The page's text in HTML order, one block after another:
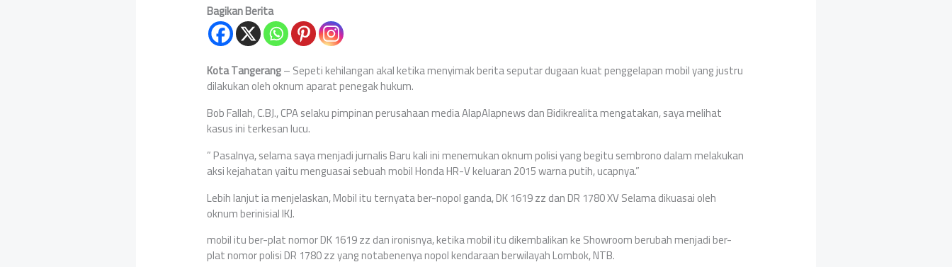
Bagikan Berita
Kota Tangerang– Sepeti kehilangan akal ketika menyimak berita seputar dugaan kuat penggelapan mobil yang justru
dilakukan oleh oknum aparat penegak hukum.
Bob Fallah, C.BJ., CPA selaku pimpinan perusahaan media AlapAlapnews dan Bidikrealita mengatakan, saya melihat
kasus ini terkesan lucu.
” Pasalnya, selama saya menjadi jurnalis Baru kali ini menemukan oknum polisi yang begitu sembrono dalam melakukan
aksi kejahatan yaitu menguasai sebuah mobil Honda HR-V keluaran 2015 warna putih, ucapnya.”
Lebih lanjut ia menjelaskan, Mobil itu ternyata ber-nopol ganda, DK 1619 zz dan DR 1780 XV Selama dikuasai oleh
oknum berinisial IKJ.
mobil itu ber-plat nomor DK 1619 zz dan ironisnya, ketika mobil itu dikembalikan ke Showroom berubah menjadi ber-
plat nomor polisi DR 1780 zz yang notabenenya nopol kendaraan berwilayah Lombok, NTB.